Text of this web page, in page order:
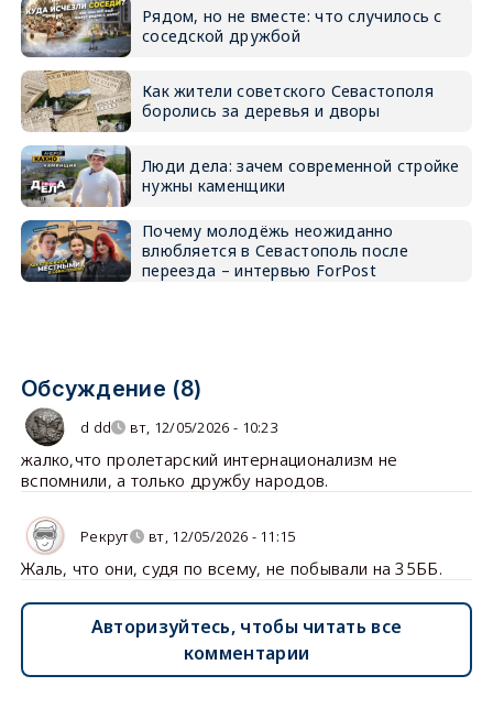
Рядом, но не вместе: что случилось с
соседской дружбой
Как жители советского Севастополя
боролись за деревья и дворы
Люди дела: зачем современной стройке
нужны каменщики
Почему молодёжь неожиданно
влюбляется в Севастополь после
переезда – интервью ForPost
Обсуждение (8)
d dd вт, 12/05/2026 - 10:23
жалко,что пролетарский интернационализм не
вспомнили, а только дружбу народов.
Рекрут вт, 12/05/2026 - 11:15
Жаль, что они, судя по всему, не побывали на 35ББ.
Авторизуйтесь, чтобы читать все
комментарии